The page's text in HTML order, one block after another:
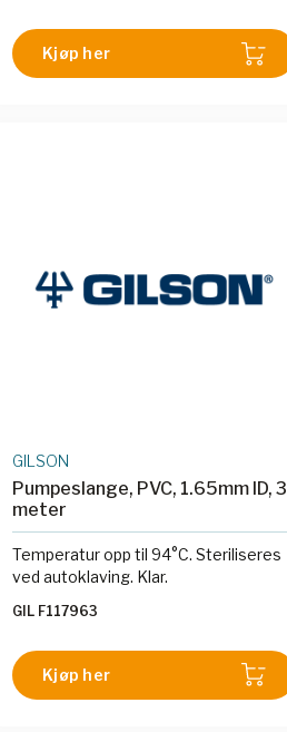
Kjøp her
GILSON
Pumpeslange, PVC, 1.65mm ID, 3
meter
Temperatur opp til 94°C. Steriliseres
ved autoklaving. Klar.
GIL F117963
Kjøp her